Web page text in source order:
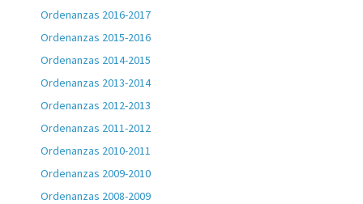
Ordenanzas 2016-2017
Ordenanzas 2015-2016
Ordenanzas 2014-2015
Ordenanzas 2013-2014
Ordenanzas 2012-2013
Ordenanzas 2011-2012
Ordenanzas 2010-2011
Ordenanzas 2009-2010
Ordenanzas 2008-2009